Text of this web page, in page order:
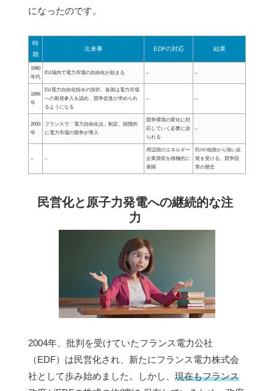
になったのです。
時
期
出来事 EDFの対応 結果
1990
年代
EU域内で電力市場の自由化が始まる – –
1996
年
EU電力自由化指令の採択。各国は電力市場
への新規参入を認め、競争促進が求められ
るようになる
– –
2000
年
フランスで「電力自由化法」制定。段階的
に電力市場の競争が導入
競争環境の変化に対
応していく必要に迫
られる
–
– –
周辺国のエネルギー
企業買収を積極的に
展開
EUや他国から強い反
発を受ける。競争阻
害の懸念
民営化と原子力発電への継続的な注
力
2004年、批判を受けていたフランス電力公社
（EDF）は民営化され、新たにフランス電力株式会
社として歩み始めました。しかし、 現在もフランス